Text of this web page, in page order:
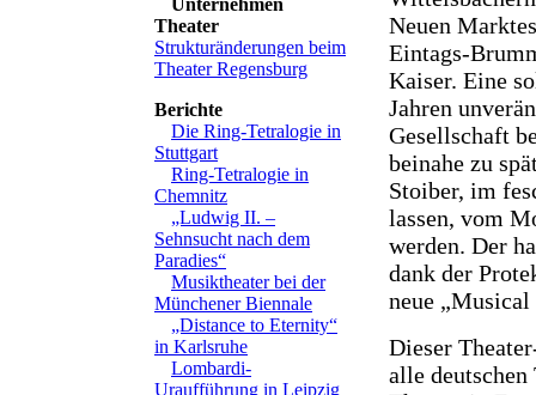
Unternehmen
Theater
Strukturänderungen beim
Theater Regensburg
Berichte
Die Ring-Tetralogie in
Stuttgart
Ring-Tetralogie in
Chemnitz
„Ludwig II. –
Sehnsucht nach dem
Paradies“
Musiktheater bei der
Münchener Biennale
„Distance to Eternity“
in Karlsruhe
Lombardi-
Uraufführung in Leipzig
Neuen
Eintags-
Kaiser. Eine
Jahren
Gesellschaft
beinahe zu
Stoiber, im
lassen, vom
werden. Der
dank der
neue „Musical
Dieser
alle